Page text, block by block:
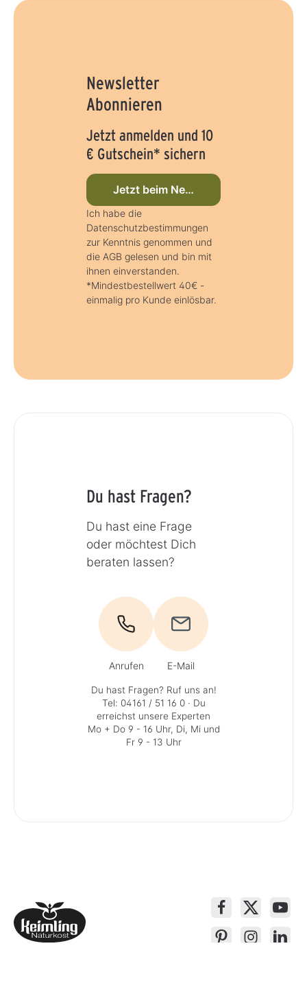
Newsletter
Abonnieren
Jetzt anmelden und 10
€ Gutschein* sichern
Jetzt beim Newsletter anmelden
Ich habe die
Datenschutzbestimmungen
zur Kenntnis genommen und
die AGB gelesen und bin mit
ihnen einverstanden.
*Mindestbestellwert 40€ -
einmalig pro Kunde einlösbar.
Du hast Fragen?
Du hast eine Frage
oder möchtest Dich
beraten lassen?
Anrufen E-Mail
Du hast Fragen? Ruf uns an!
Tel: 04161 / 51 16 0· Du
erreichst unsere Experten
Mo + Do 9 - 16 Uhr, Di, Mi und
Fr 9 - 13 Uhr